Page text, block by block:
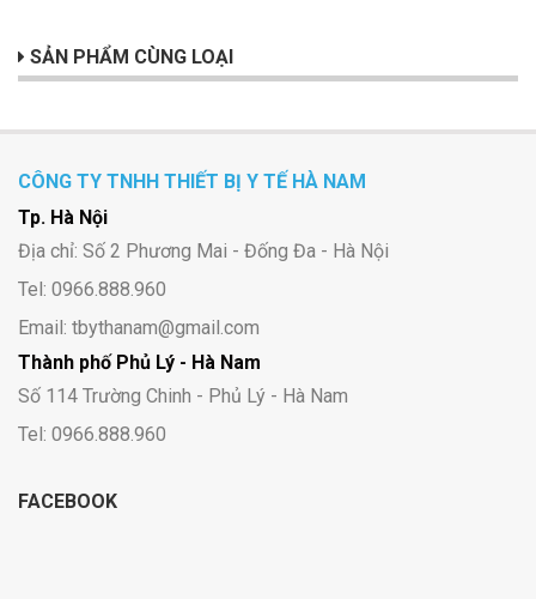
SẢN PHẨM CÙNG LOẠI
CÔNG TY TNHH THIẾT BỊ Y TẾ HÀ NAM
Tp. Hà Nội
Địa chỉ: Số 2 Phương Mai - Đống Đa - Hà Nội
Tel: 0966.888.960
Email: tbythanam@gmail.com
Thành phố Phủ Lý - Hà Nam
Số 114 Trường Chinh - Phủ Lý - Hà Nam
Tel: 0966.888.960
FACEBOOK